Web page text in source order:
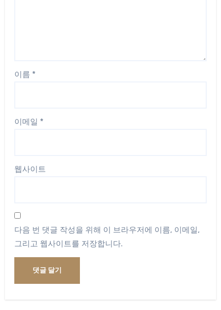
이름 *
이메일 *
웹사이트
다음 번 댓글 작성을 위해 이 브라우저에 이름, 이메일,
그리고 웹사이트를 저장합니다.